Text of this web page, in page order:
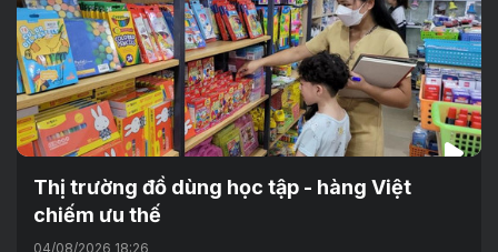
Thị trường đồ dùng học tập - hàng Việt
chiếm ưu thế
04/08/2026 18:26